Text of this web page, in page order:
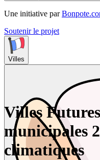
Une initiative par
Soutenir le projet
Villes
Villes
municipales
climatiques